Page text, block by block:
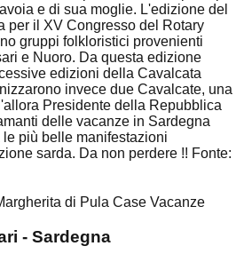
e di sua moglie. L'edizione del
per il XV Congresso del Rotary
gruppi folkloristici provenienti
e Nuoro. Da questa edizione
edizioni della Cavalcata
invece due Cavalcate, una
Presidente della Repubblica
delle vacanze in Sardegna
più belle manifestazioni
sarda. Da non perdere !! Fonte:
di Pula Case Vacanze
- Sardegna